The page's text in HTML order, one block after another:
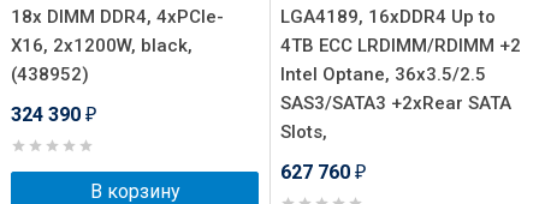
18х DIMM DDR4, 4xPCIe-
X16, 2x1200W, black,
(438952)
324 390 ₽
В корзину
LGA4189, 16xDDR4 Up to
4TB ECC LRDIMM/RDIMM +2
Intel Optane, 36x3.5/2.5
SAS3/SATA3 +2xRear SATA
Slots,
627 760 ₽